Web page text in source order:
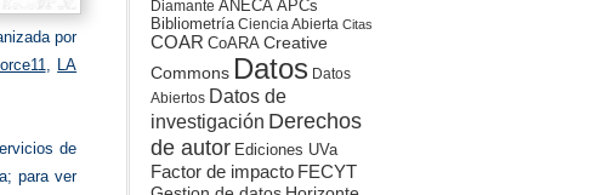
por
, LA
de
para ver
Diamante ANECA APCs
Bibliometría Ciencia Abierta Citas
COAR CoARA Creative
Commons Datos Datos
Abiertos Datos de
investigación Derechos
de autor Ediciones UVa
Factor de impacto FECYT